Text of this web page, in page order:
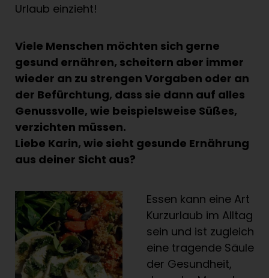
Urlaub einzieht!
Viele Menschen möchten sich gerne
gesund ernähren, scheitern aber immer
wieder an zu strengen Vorgaben oder an
der Befürchtung, dass sie dann auf alles
Genussvolle, wie beispielsweise Süßes,
verzichten müssen.
Liebe Karin, wie sieht gesunde Ernährung
aus deiner Sicht aus?
Essen kann eine Art
Kurzurlaub im Alltag
sein und ist zugleich
eine tragende Säule
der Gesundheit,